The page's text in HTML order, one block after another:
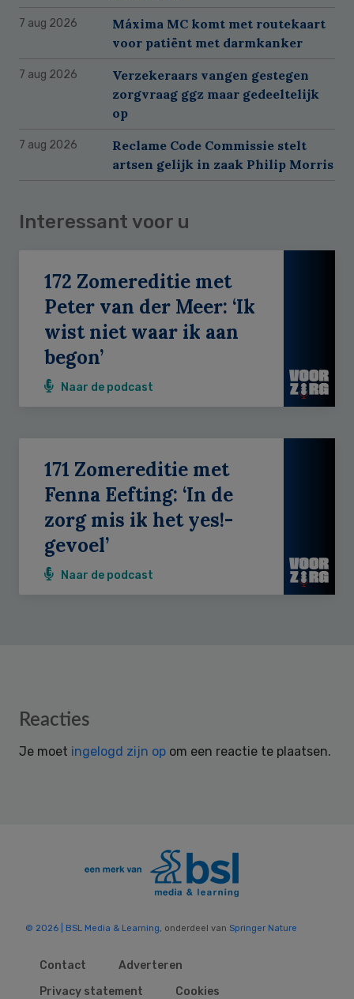
7 aug 2026
Máxima MC komt met routekaart
voor patiënt met darmkanker
7 aug 2026
Verzekeraars vangen gestegen
zorgvraag ggz maar gedeeltelijk
op
7 aug 2026
Reclame Code Commissie stelt
artsen gelijk in zaak Philip Morris
Interessant voor u
172 Zomereditie met
Peter van der Meer: ‘Ik
wist niet waar ik aan
begon’
Naar de podcast
171 Zomereditie met
Fenna Eefting: ‘In de
zorg mis ik het yes!-
gevoel’
Naar de podcast
Reader
Reacties
Je moet ingelogd zijn op om een reactie te plaatsen.
© 2026 | BSL Media & Learning , onderdeel van Springer Nature
Contact
Adverteren
Privacy statement
Cookies